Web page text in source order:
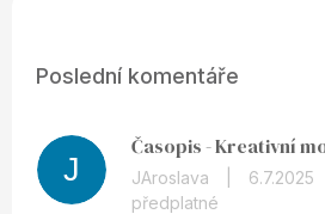
Poslední komentáře
J
Časopis - Kreativní
JAroslava 6.7.2025
předplatné